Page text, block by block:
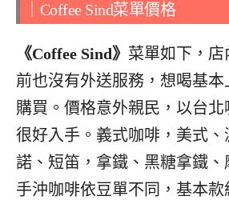
Coffee Sind菜單價格
《Coffee Sind》 菜單如下，店
前也沒有外送服務，想喝基
購買。價格意外親民，以台
很好入手。義式咖啡，美式、
諾、短笛，拿鐵、黑糖拿鐵、
手沖咖啡依豆單不同，基本款